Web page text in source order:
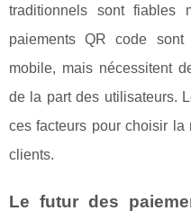
traditionnels sont fiables
paiements QR code
mobile, mais nécessitent
de la part des utilisateurs.
ces facteurs pour choisir
clients.
Le futur des